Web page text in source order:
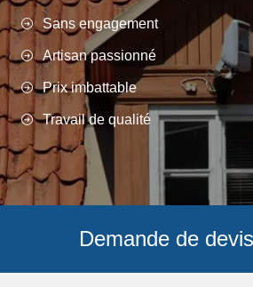
Sans engagement
Artisan passionné
Prix imbattable
Travail de qualité
Demande de